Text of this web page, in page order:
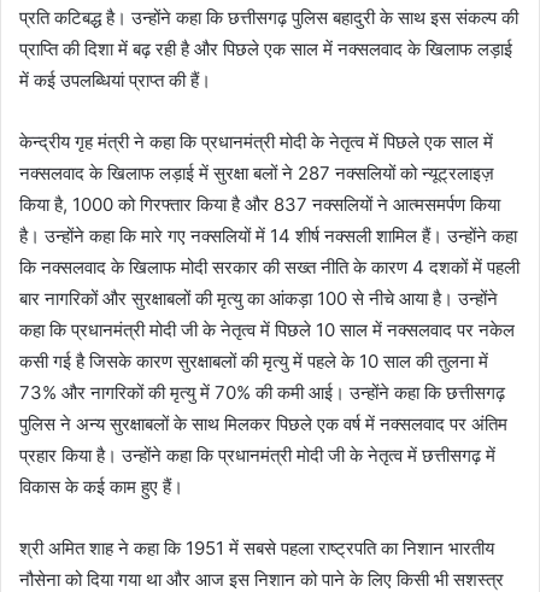
प्रति कटिबद्ध है। उन्होंने कहा कि छत्तीसगढ़ पुलिस बहादुरी के साथ इस संकल्प की
प्राप्ति की दिशा में बढ़ रही है और पिछले एक साल में नक्सलवाद के खिलाफ लड़ाई
में कई उपलब्धियां प्राप्त की हैं।
केन्द्रीय गृह मंत्री ने कहा कि प्रधानमंत्री मोदी के नेतृत्व में पिछले एक साल में
नक्सलवाद के खिलाफ लड़ाई में सुरक्षा बलों ने 287 नक्सलियों को न्यूट्रलाइज़
किया है, 1000 को गिरफ्तार किया है और 837 नक्सलियों ने आत्मसमर्पण किया
है। उन्होंने कहा कि मारे गए नक्सलियों में 14 शीर्ष नक्सली शामिल हैं। उन्होंने कहा
कि नक्सलवाद के खिलाफ मोदी सरकार की सख्त नीति के कारण 4 दशकों में पहली
बार नागरिकों और सुरक्षाबलों की मृत्यु का आंकड़ा 100 से नीचे आया है। उन्होंने
कहा कि प्रधानमंत्री मोदी जी के नेतृत्व में पिछले 10 साल में नक्सलवाद पर नकेल
कसी गई है जिसके कारण सुरक्षाबलों की मृत्यु में पहले के 10 साल की तुलना में
73% और नागरिकों की मृत्यु में 70% की कमी आई। उन्होंने कहा कि छत्तीसगढ़
पुलिस ने अन्य सुरक्षाबलों के साथ मिलकर पिछले एक वर्ष में नक्सलवाद पर अंतिम
प्रहार किया है। उन्होंने कहा कि प्रधानमंत्री मोदी जी के नेतृत्व में छत्तीसगढ़ में
विकास के कई काम हुए हैं।
श्री अमित शाह ने कहा कि 1951 में सबसे पहला राष्ट्रपति का निशान भारतीय
नौसेना को दिया गया था और आज इस निशान को पाने के लिए किसी भी सशस्त्र